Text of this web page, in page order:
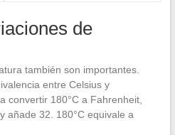
de
también son importantes.
entre Celsius y
convertir 180°C a Fahrenheit,
añade 32. 180°C equivale a